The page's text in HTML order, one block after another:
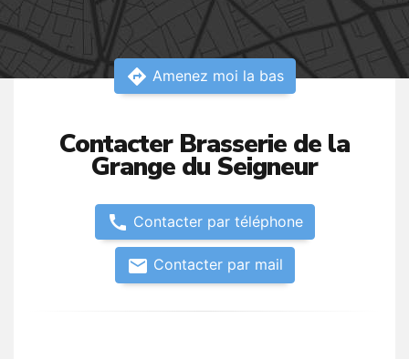
directions Amenez moi la bas
Contacter Brasserie de la
Grange du Seigneur
call Contacter par téléphone
email Contacter par mail